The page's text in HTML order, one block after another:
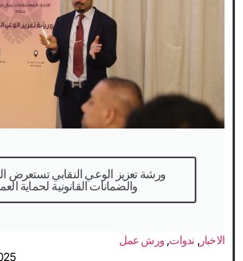
والضمانات القانونية لحماية
الاخبار, ندوات,ورش عمل